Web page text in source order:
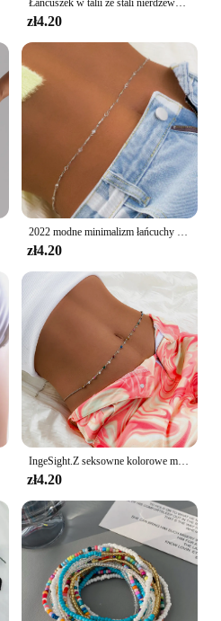
Łańcuszek w talii ze stali nierdzewnej Nowy prosty wielowarstwowy łańcuszek elegancki Elegancki łańcuszek w talii dla kobiet Biżuteria Prezent na imprezę Codzienne noszenie
zł4.20
2022 modne minimalizm łańcuchy na brzuch do talii Sexy damski łańcuszek do ciała biżuteria Vintage połysk kryształowe akcesoria na wakacje na plaży
zł4.20
IngeSight.Z seksowne kolorowe miedziane łańcuchy na brzuch do pasa Love serce Z kwiatkiem frsel Rhinestone kryształ kobiety biżuteria do ciała
zł4.20